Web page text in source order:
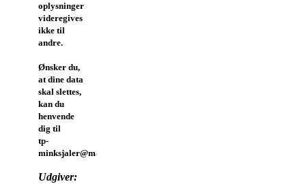
oplysninger
videregives
ikke til
andre.
Ønsker du,
at dine data
skal slettes,
kan du
henvende
dig til
tp-
minksjaler@mail.dk.
Udgiver: